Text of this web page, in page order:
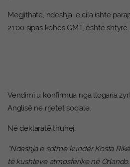
Megjithatë, ndeshja, e cila ishte
21:00 sipas kohës GMT, është shtyrë.
Vendimi u konfirmua nga llogaria
Anglisë në rrjetet sociale.
Në deklaratë thuhej:
“Ndeshja e sotme kundër Kosta
të kushteve atmosferike në